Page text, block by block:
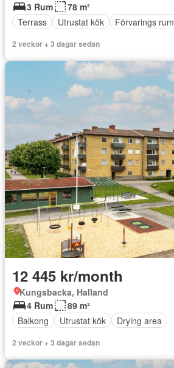
3 Rum
78 m²
Terrass
Utrustat kök Förvarings rum
2 veckor + 3 dagar sedan
12 445 kr/month
Kungsbacka, Halland
4 Rum
89 m²
Balkong
Utrustat kök Drying area
2 veckor + 3 dagar sedan